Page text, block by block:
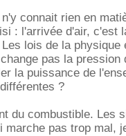
connait rien en
: l'arrivée d'air, c'est
lois de la physique
pas la
la puissance de
?
du combustible. Les
pas trop mal,